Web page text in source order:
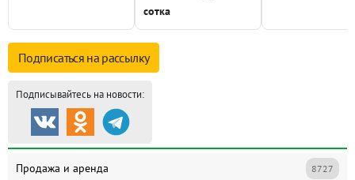
сотка
Подписаться на рассылку
Подписывайтесь на новости:
Продажа и аренда 8727